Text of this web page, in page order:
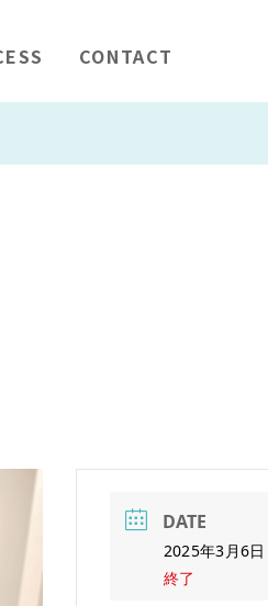
CONTACT
DATE
2025年3月6日
終了